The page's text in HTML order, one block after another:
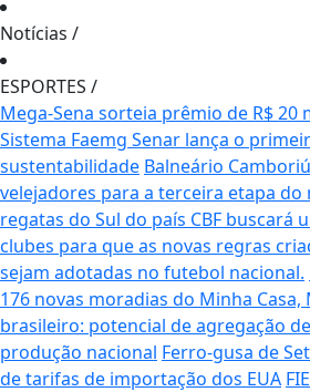
Notícias /
ESPORTES /
Mega-Sena sorteia prêmio de R$ 20
Sistema Faemg Senar lança o
sustentabilidade Balneário
velejadores para a terceira etapa
regatas do Sul do país CBF buscará
clubes para que as novas regras
sejam adotadas no futebol nacional.
176 novas moradias do Minha Casa,
brasileiro: potencial de agregação
produção nacional Ferro-gusa de
de tarifas de importação dos EUA